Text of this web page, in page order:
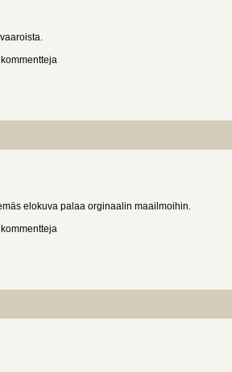
elokuva palaa orginaalin maailmoihin.